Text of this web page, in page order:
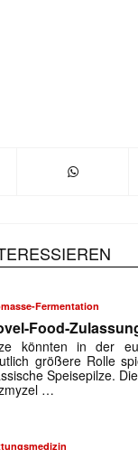
Fermentation
Food-
könnten in der
größere Rolle
Speisepilze.
…